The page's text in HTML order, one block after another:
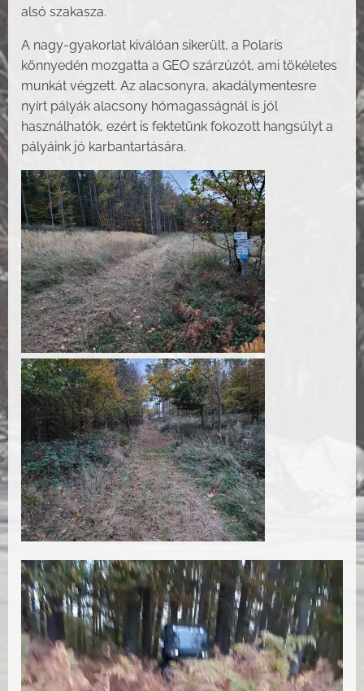
alsó szakasza.
A nagy-gyakorlat kiválóan sikerült, a Polaris
könnyedén mozgatta a GEO szárzúzót, ami tökéletes
munkát végzett. Az alacsonyra, akadálymentesre
nyírt pályák alacsony hómagasságnál is jól
használhatók, ezért is fektetünk fokozott hangsúlyt a
pályáink jó karbantartására.